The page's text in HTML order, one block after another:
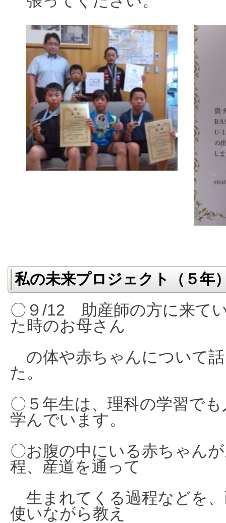
私の未来プロジェクト（５年
〇９/12 助産師の方に来て
た時のお母さん
の体や赤ちゃんについて
た。
〇５年生は、理科の学習で
学んでいます。
〇お腹の中にいる赤ちゃん
程、産道を通って
生まれてくる過程などを
使いながら教え